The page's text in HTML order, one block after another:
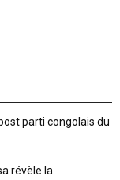
parti congolais du
révèle la